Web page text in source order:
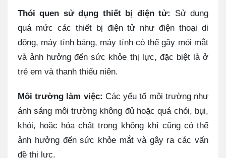
Thói quen sử dụng thiết bị điện tử:
Sử dụng
quá mức các thiết bị điện tử như điện thoại di
động, máy tính bảng, máy tính có thể gây mỏi mắt
và ảnh hưởng đến sức khỏe thị lực, đặc biệt là ở
trẻ em và thanh thiếu niên.
Môi trường làm việc: Các yếu tố môi trường như
ánh sáng môi trường không đủ hoặc quá chói, bụi,
khói, hoặc hóa chất trong không khí cũng có thể
ảnh hưởng đến sức khỏe mắt và gây ra các vấn
đề thị lực.